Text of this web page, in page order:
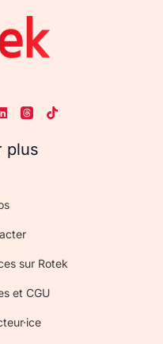
plus
sur Rotek
et CGU